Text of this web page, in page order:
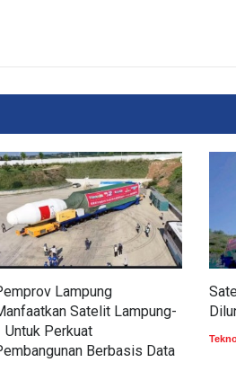
Lampung
Satelit Lampung-
Untuk Perkuat
Berbasis Data